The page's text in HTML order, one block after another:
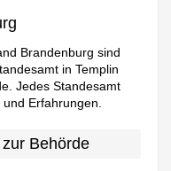
Brandenburg sind
in Templin
Jedes Standesamt
Erfahrungen.
Behörde